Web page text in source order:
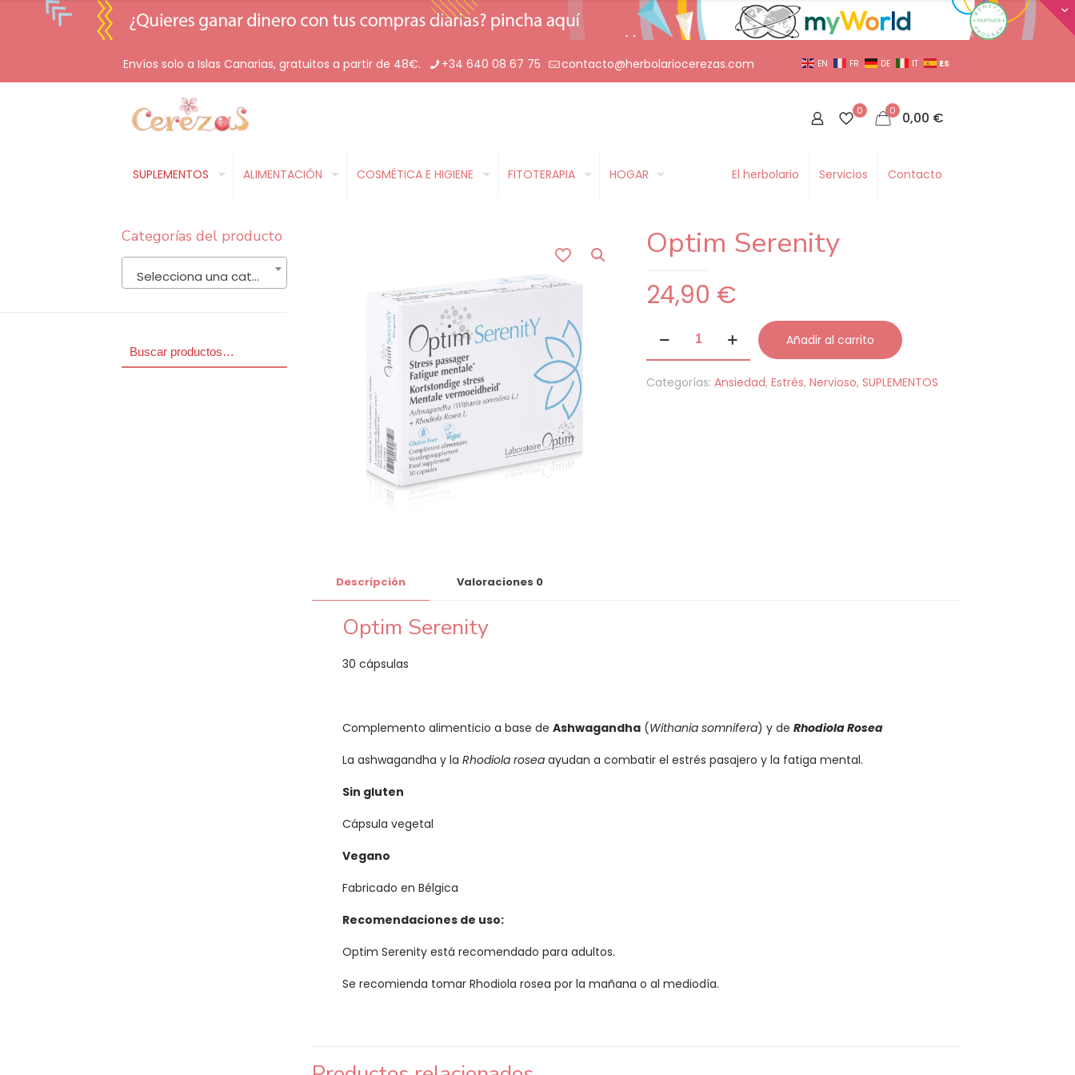
Envíos solo a Islas Canarias, gratuitos a partir de 48€. +34 640 08 67 75 contacto@herbolariocerezas.com EN FR DE IT ES
0 0 0,00 €
SUPLEMENTOS ALIMENTACIÓN COSMÉTICA E HIGIENE FITOTERAPIA HOGAR El herbolario Servicios Contacto
Optim Serenity
24,90 €
Añadir al carrito
Categorías:Ansiedad,Estrés,Nervioso,SUPLEMENTOS
Descripción Valoraciones 0
Optim Serenity
30 cápsulas
Complemento alimenticio a base de Ashwagandha(Withania somnifera) y de Rhodiola Rosea
La ashwagandha y la Rhodiola roseaayudan a combatir el estrés pasajero y la fatiga mental.
Sin gluten
Cápsula vegetal
Vegano
Fabricado en Bélgica
Recomendaciones de uso:
Optim Serenity está recomendado para adultos.
Se recomienda tomar Rhodiola rosea por la mañana o al mediodía.
Categorías del producto
Selecciona una categoría